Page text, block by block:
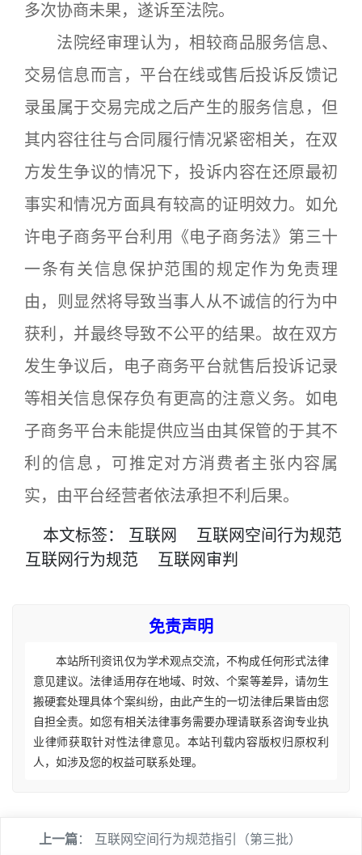
多次协商未果，遂诉至法院。
法院经审理认为，相较商品服务信息、
交易信息而言，平台在线或售后投诉反馈记
录虽属于交易完成之后产生的服务信息，但
其内容往往与合同履行情况紧密相关，在双
方发生争议的情况下，投诉内容在还原最初
事实和情况方面具有较高的证明效力。如允
许电子商务平台利用《电子商务法》第三十
一条有关信息保护范围的规定作为免责理
由，则显然将导致当事人从不诚信的行为中
获利，并最终导致不公平的结果。故在双方
发生争议后，电子商务平台就售后投诉记录
等相关信息保存负有更高的注意义务。如电
子商务平台未能提供应当由其保管的于其不
利的信息，可推定对方消费者主张内容属
实，由平台经营者依法承担不利后果。
本文标签： 互联网
互联网空间行为规范
互联网行为规范
互联网审判
免责声明
本站所刊资讯仅为学术观点交流，不构成任何形式法律
意见建议。法律适用存在地域、时效、个案等差异，请勿生
搬硬套处理具体个案纠纷，由此产生的一切法律后果皆由您
自担全责。如您有相关法律事务需要办理请联系咨询专业执
业律师获取针对性法律意见。本站刊载内容版权归原权利
人，如涉及您的权益可联系处理。
上一篇： 互联网空间行为规范指引（第三批）